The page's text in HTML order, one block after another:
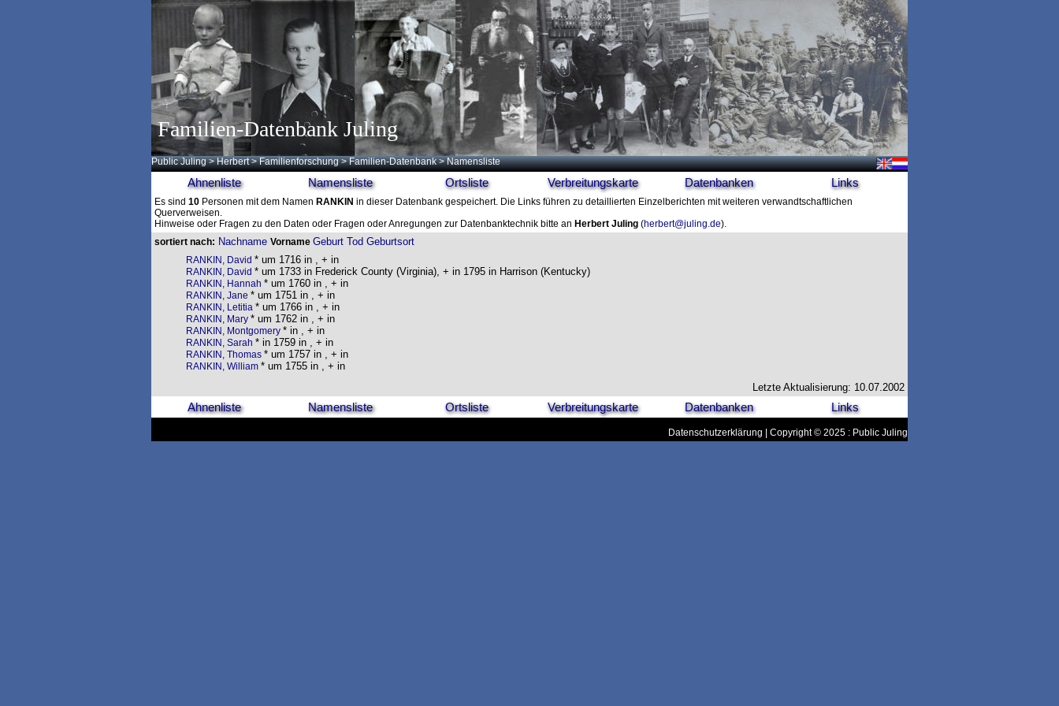
Familien-Datenbank Juling
Public Juling >Herbert >Familienforschung >Familien-Datenbank > Namensliste
Ahnenliste Namensliste Ortsliste Verbreitungskarte Datenbanken Links
Es sind 10 Personen mit dem Namen RANKIN in dieser Datenbank gespeichert. Die Links führen zu detaillierten Einzelberichten mit weiteren verwandtschaftlichen
Querverweisen.
Hinweise oder Fragen zu den Daten oder Fragen oder Anregungen zur Datenbanktechnik bitte an Herbert Juling (herbert@juling.de).
sortiert nach: Nachname Vorname Geburt Tod Geburtsort
RANKIN, David * um 1716 in , + in
RANKIN, David * um 1733 in Frederick County (Virginia), + in 1795 in Harrison (Kentucky)
RANKIN, Hannah * um 1760 in , + in
RANKIN, Jane * um 1751 in , + in
RANKIN, Letitia * um 1766 in , + in
RANKIN, Mary * um 1762 in , + in
RANKIN, Montgomery * in , + in
RANKIN, Sarah * in 1759 in , + in
RANKIN, Thomas * um 1757 in , + in
RANKIN, William * um 1755 in , + in
Letzte Aktualisierung: 10.07.2002
Ahnenliste Namensliste Ortsliste Verbreitungskarte Datenbanken Links
Datenschutzerklärung | Copyright © 2025 : Public Juling